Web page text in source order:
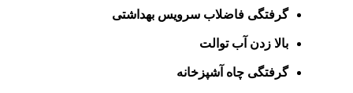
گرفتگی فاضلاب سرویس بهداشتی
بالا زدن آب توالت
گرفتگی چاه آشپزخانه